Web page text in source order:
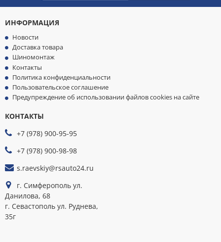
ИНФОРМАЦИЯ
Новости
Доставка товара
Шиномонтаж
Контакты
Политика конфиденциальности
Пользовательское соглашение
Предупреждение об использовании файлов cookies на сайте
КОНТАКТЫ
+7 (978) 900-95-95
+7 (978) 900-98-98
s.raevskiy@rsauto24.ru
г. Симферополь ул.
Данилова, 68
г. Севастополь ул. Руднева,
35г